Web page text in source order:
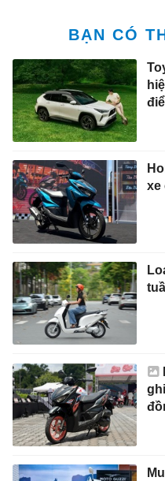
BẠN CÓ
xe